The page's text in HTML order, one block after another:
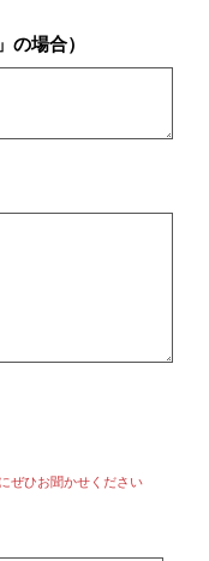
の場合）
ぜひお聞かせください